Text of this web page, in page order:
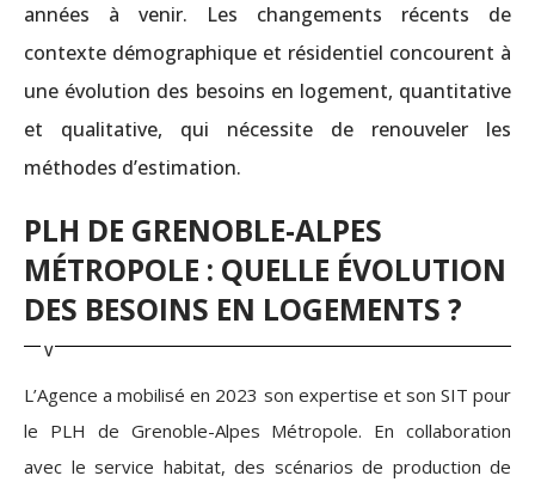
années à venir. Les changements récents de
contexte démographique et résidentiel concourent à
une évolution des besoins en logement, quantitative
et qualitative, qui nécessite de renouveler les
méthodes d’estimation.
PLH DE GRENOBLE-ALPES
MÉTROPOLE : QUELLE ÉVOLUTION
DES BESOINS EN LOGEMENTS ?
L’Agence a mobilisé en 2023 son expertise et son SIT pour
le PLH de Grenoble-Alpes Métropole. En collaboration
avec le service habitat, des scénarios de production de